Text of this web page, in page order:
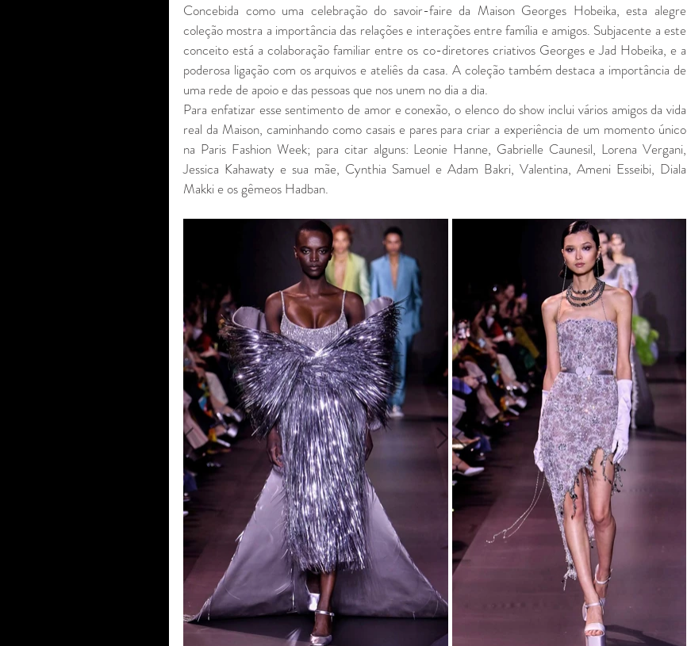
Concebida como uma celebração do savoir-faire da Maison Georges Hobeika, esta alegre
coleção mostra a importância das relações e interações entre família e amigos. Subjacente a este
conceito está a colaboração familiar entre os co-diretores criativos Georges e Jad Hobeika, e a
poderosa ligação com os arquivos e ateliês da casa. A coleção também destaca a importância de
uma rede de apoio e das pessoas que nos unem no dia a dia.
Para enfatizar esse sentimento de amor e conexão, o elenco do show inclui vários amigos da vida
real da Maison, caminhando como casais e pares para criar a experiência de um momento único
na Paris Fashion Week; para citar alguns: Leonie Hanne, Gabrielle Caunesil, Lorena Vergani,
Jessica Kahawaty e sua mãe, Cynthia Samuel e Adam Bakri, Valentina, Ameni Esseibi, Diala
Makki e os gêmeos Hadban.